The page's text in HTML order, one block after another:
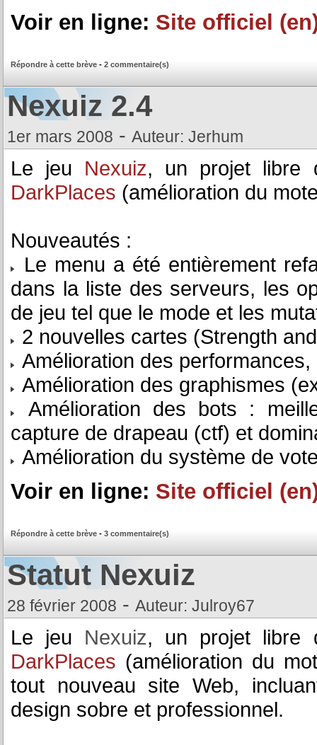
Voir en ligne: Site officiel
Répondre à cette brève - 2 commentaire(s)
Nexuiz 2.4
1er mars 2008 - Auteur: Jerhum
Le jeu Nexuiz, un projet libre
DarkPlaces (amélioration du
Nouveautés :
Le menu a été entièrement
dans la liste des serveurs, les
de jeu tel que le mode et les
2 nouvelles cartes (Strength
Amélioration des
Amélioration des graphismes
Amélioration des bots :
capture de drapeau (ctf) et
Amélioration du système de
Voir en ligne: Site officiel
Répondre à cette brève - 3 commentaire(s)
Statut Nexuiz
28 février 2008 - Auteur: Julroy67
Le jeu Nexuiz, un projet libre
DarkPlaces (amélioration du
tout nouveau site Web,
design sobre et professionnel.